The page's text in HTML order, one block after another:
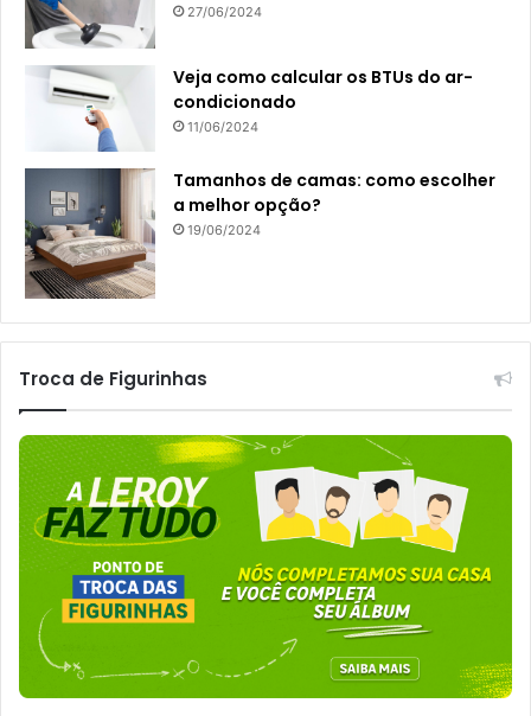
27/06/2024
Veja como calcular os BTUs do ar-
condicionado
11/06/2024
Tamanhos de camas: como escolher
a melhor opção?
19/06/2024
Troca de Figurinhas